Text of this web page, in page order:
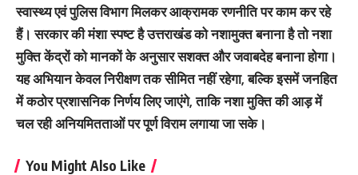
स्वास्थ्य एवं पुलिस विभाग मिलकर आक्रामक रणनीति पर काम कर रहे
हैं। सरकार की मंशा स्पष्ट है उत्तराखंड को नशामुक्त बनाना है तो नशा
मुक्ति केंद्रों को मानकों के अनुसार सशक्त और जवाबदेह बनाना होगा।
यह अभियान केवल निरीक्षण तक सीमित नहीं रहेगा, बल्कि इसमें जनहित
में कठोर प्रशासनिक निर्णय लिए जाएंगे, ताकि नशा मुक्ति की आड़ में
चल रही अनियमितताओं पर पूर्ण विराम लगाया जा सके।
You Might Also Like